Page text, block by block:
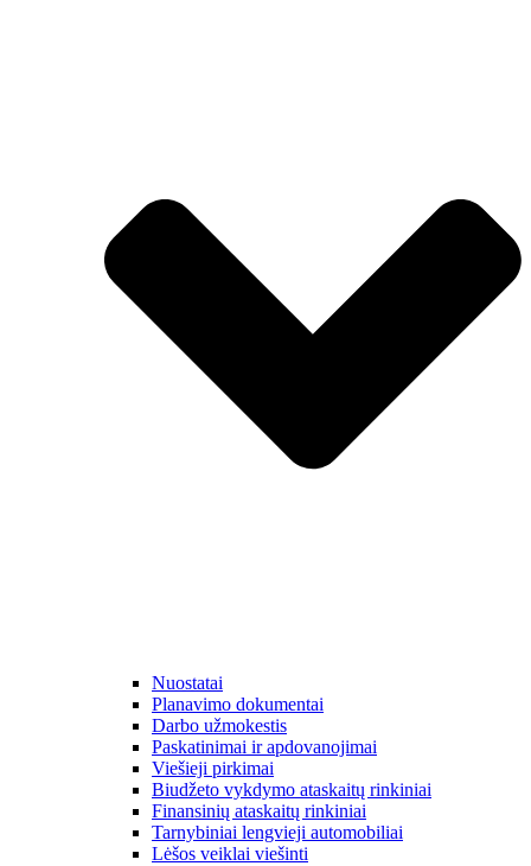
Nuostatai
Planavimo dokumentai
Darbo užmokestis
Paskatinimai ir apdovanojimai
Viešieji pirkimai
Biudžeto vykdymo ataskaitų rinkiniai
Finansinių ataskaitų rinkiniai
Tarnybiniai lengvieji automobiliai
Lėšos veiklai viešinti